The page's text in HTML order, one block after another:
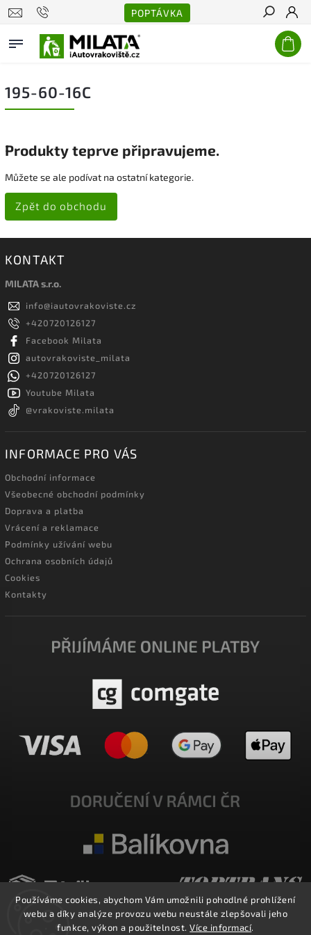
Používáme cookies, abychom Vám umožnili pohodlné prohlížení
webu a díky analýze provozu webu neustále zlepšovali jeho
funkce, výkon a použitelnost.Více informací.
POPTÁVKA
Hledat
195-60-16C
Produkty teprve připravujeme.
Můžete se ale podívat na ostatní kategorie.
Zpět do obchodu
KONTAKT
MILATA s.r.o.
info@iautovrakoviste.cz
+420720126127
Facebook Milata
autovrakoviste_milata
+420720126127
Youtube Milata
@vrakoviste.milata
INFORMACE PRO VÁS
Obchodní informace
Všeobecné obchodní podmínky
Doprava a platba
Vrácení a reklamace
Podmínky užívání webu
Ochrana osobních údajů
Cookies
Kontakty